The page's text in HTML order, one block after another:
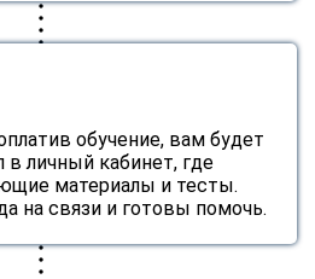
обучение, вам будет
в личный кабинет, где
материалы и тесты.
на связи и готовы помочь.